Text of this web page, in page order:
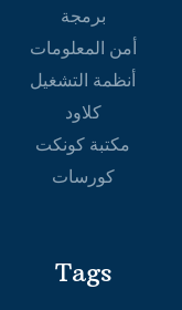
برمجة
أمن المعلومات
أنظمة التشغيل
كلاود
مكتبة كونكت
كورسات
Tags